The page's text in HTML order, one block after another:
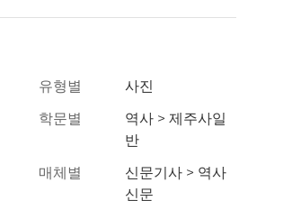
유형별
사진
학문별
역사 > 제주사일
반
매체별
신문기사 > 역사
신문